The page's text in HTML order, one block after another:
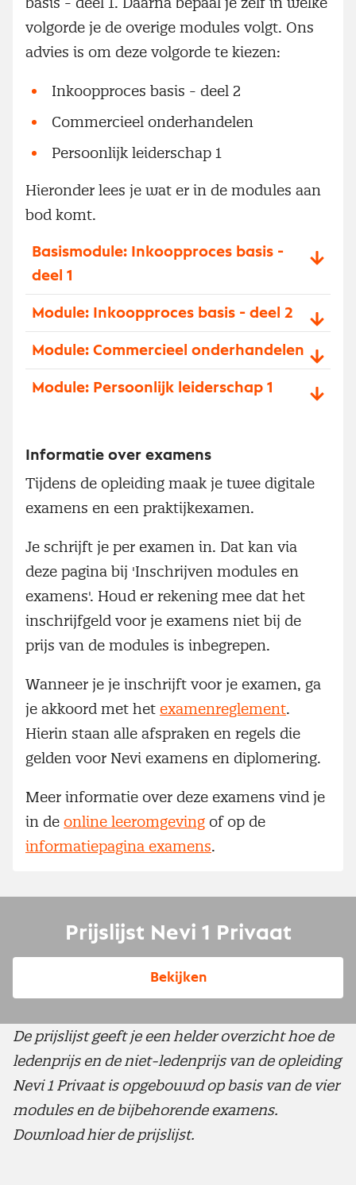
volgorde je de overige modules volgt. Ons
advies is om deze volgorde te kiezen:
Inkoopproces basis - deel 2
Commercieel onderhandelen
Persoonlijk leiderschap 1
Hieronder lees je wat er in de modules aan
bod komt.
Basismodule: Inkoopproces basis -
deel 1
Module: Inkoopproces basis - deel 2
Module: Commercieel onderhandelen
Module: Persoonlijk leiderschap 1
Informatie over examens
Tijdens de opleiding maak je twee digitale
examens en een praktijkexamen.
Je schrijft je per examen in. Dat kan via
deze pagina bij 'Inschrijven modules en
examens'. Houd er rekening mee dat het
inschrijfgeld voor je examens niet bij de
prijs van de modules is inbegrepen.
Wanneer je je inschrijft voor je examen, ga
je akkoord met het examenreglement.
Hierin staan alle afspraken en regels die
gelden voor Nevi examens en diplomering.
Meer informatie over deze examens vind je
in de online leeromgeving of op de
informatiepagina examens.
Prijslijst Nevi 1 Privaat
Bekijken
De prijslijst geeft je een helder overzicht hoe de
ledenprijs en de niet-ledenprijs van de opleiding
Nevi 1 Privaat is opgebouwd op basis van de vier
modules en de bijbehorende examens.
Download hier de prijslijst.